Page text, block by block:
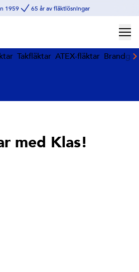
1959 65 år av fläktlösningar
Takfläktar ATEX-fläktar
med Klas!